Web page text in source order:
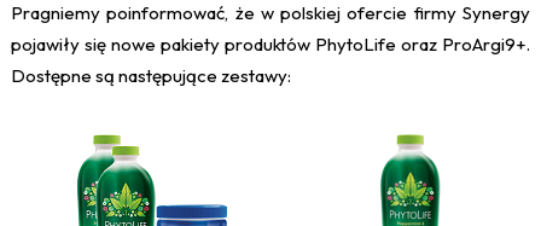
Pragniemy poinformować, że w polskiej ofercie firmy Synergy
pojawiły się nowe pakiety produktów PhytoLife oraz ProArgi9+.
Dostępne są następujące zestawy: